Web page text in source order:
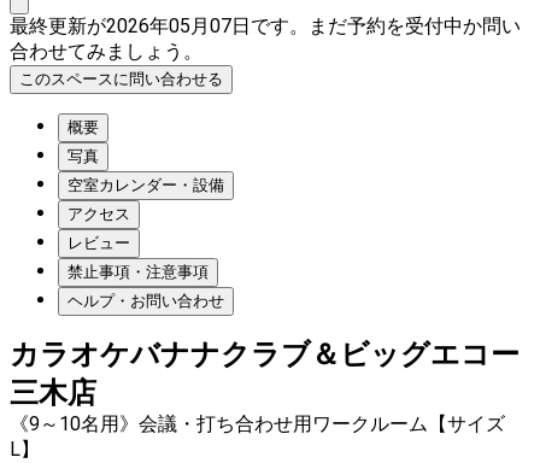
最終更新が2026年05月07日です。まだ予約を受付中か問い
合わせてみましょう。
このスペースに問い合わせる
概要
写真
空室カレンダー・設備
アクセス
レビュー
禁止事項・注意事項
ヘルプ・お問い合わせ
カラオケバナナクラブ＆ビッグエコー
三木店
《9～10名用》会議・打ち合わせ用ワークルーム【サイズ
L】